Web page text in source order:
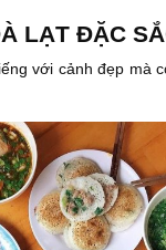
LẠT ĐẶC
với cảnh đẹp mà